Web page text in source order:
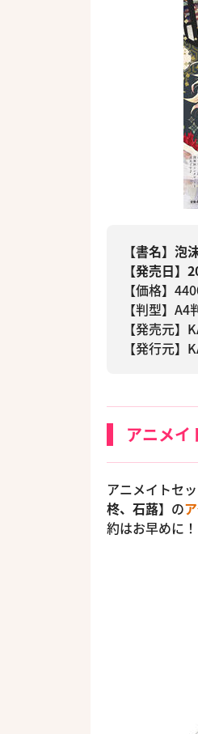
【書名】
【発売日】
【価格】
【判型】A4
【発売元】
【発行元】
アニメイ
アニメイトセ
柊、石蕗】 の
約はお早めに！